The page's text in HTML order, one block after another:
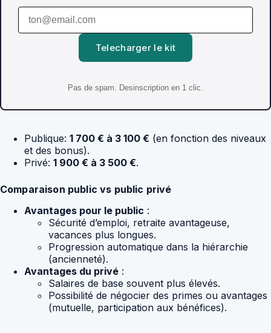
Telecharger le kit
Pas de spam. Desinscription en 1 clic.
Publique: 1 700 € à 3 100 € (en fonction des niveaux
et des bonus).
Privé: 1 900 € à 3 500 €.
Comparaison public vs public privé
Avantages pour le public :
Sécurité d’emploi, retraite avantageuse,
vacances plus longues.
Progression automatique dans la hiérarchie
(ancienneté).
Avantages du privé :
Salaires de base souvent plus élevés.
Possibilité de négocier des primes ou avantages
(mutuelle, participation aux bénéfices).